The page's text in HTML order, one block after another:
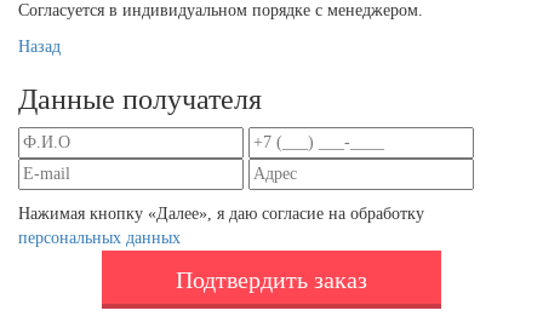
Согласуется в индивидуальном порядке с менеджером.
Назад
Данные получателя
Нажимая кнопку «Далее», я даю согласие на обработку
персональных данных
Подтвердить заказ